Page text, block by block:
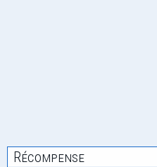
Récompense